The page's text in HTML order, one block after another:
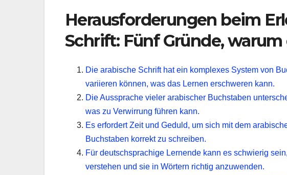
Herausforderungen beim
Schrift: Fünf Gründe,
Die arabische Schrift hat ein komplexes System von
variieren können, was das Lernen erschweren kann.
Die Aussprache vieler arabischer Buchstaben
was zu Verwirrung führen kann.
Es erfordert Zeit und Geduld, um sich mit dem
Buchstaben korrekt zu schreiben.
Für deutschsprachige Lernende kann es schwierig
verstehen und sie in Wörtern richtig anzuwenden.